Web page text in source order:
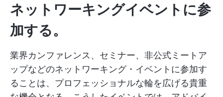
ネットワーキングイベントに参
加する。
業界カンファレンス、セミナー、非公式ミートア
ップなどのネットワーキング・イベントに参加す
ることは、プロフェッショナルな輪を広げる貴重